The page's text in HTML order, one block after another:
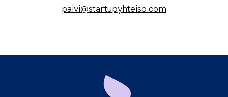
paivi@startupyhteiso.com